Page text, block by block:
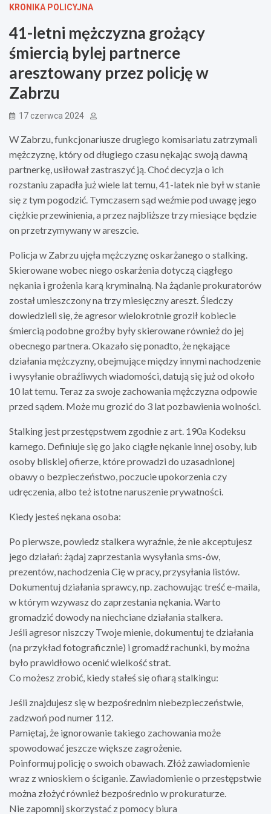
KRONIKA POLICYJNA
41-letni mężczyzna grożący
śmiercią bylej partnerce
aresztowany przez policję w
Zabrzu
17 czerwca 2024
W Zabrzu, funkcjonariusze drugiego komisariatu zatrzymali
mężczyznę, który od długiego czasu nękając swoją dawną
partnerkę, usiłował zastraszyć ją. Choć decyzja o ich
rozstaniu zapadła już wiele lat temu, 41-latek nie był w stanie
się z tym pogodzić. Tymczasem sąd weźmie pod uwagę jego
ciężkie przewinienia, a przez najbliższe trzy miesiące będzie
on przetrzymywany w areszcie.
Policja w Zabrzu ujęła mężczyznę oskarżanego o stalking.
Skierowane wobec niego oskarżenia dotyczą ciągłego
nękania i grożenia karą kryminalną. Na żądanie prokuratorów
został umieszczony na trzy miesięczny areszt. Śledczy
dowiedzieli się, że agresor wielokrotnie groził kobiecie
śmiercią podobne groźby były skierowane również do jej
obecnego partnera. Okazało się ponadto, że nękające
działania mężczyzny, obejmujące między innymi nachodzenie
i wysyłanie obraźliwych wiadomości, datują się już od około
10 lat temu. Teraz za swoje zachowania mężczyzna odpowie
przed sądem. Może mu grozić do 3 lat pozbawienia wolności.
Stalking jest przestępstwem zgodnie z art. 190a Kodeksu
karnego. Definiuje się go jako ciągłe nękanie innej osoby, lub
osoby bliskiej ofierze, które prowadzi do uzasadnionej
obawy o bezpieczeństwo, poczucie upokorzenia czy
udręczenia, albo też istotne naruszenie prywatności.
Kiedy jesteś nękana osoba:
Po pierwsze, powiedz stalkera wyraźnie, że nie akceptujesz
jego działań: żądaj zaprzestania wysyłania sms-ów,
prezentów, nachodzenia Cię w pracy, przysyłania listów.
Dokumentuj działania sprawcy, np. zachowując treść e-maila,
w którym wzywasz do zaprzestania nękania. Warto
gromadzić dowody na niechciane działania stalkera.
Jeśli agresor niszczy Twoje mienie, dokumentuj te działania
(na przykład fotograficznie) i gromadź rachunki, by można
było prawidłowo ocenić wielkość strat.
Co możesz zrobić, kiedy stałeś się ofiarą stalkingu:
Jeśli znajdujesz się w bezpośrednim niebezpieczeństwie,
zadzwoń pod numer 112.
Pamiętaj, że ignorowanie takiego zachowania może
spowodować jeszcze większe zagrożenie.
Poinformuj policję o swoich obawach. Złóż zawiadomienie
wraz z wnioskiem o ściganie. Zawiadomienie o przestępstwie
można złożyć również bezpośrednio w prokuraturze.
Nie zapomnij skorzystać z pomocy biura